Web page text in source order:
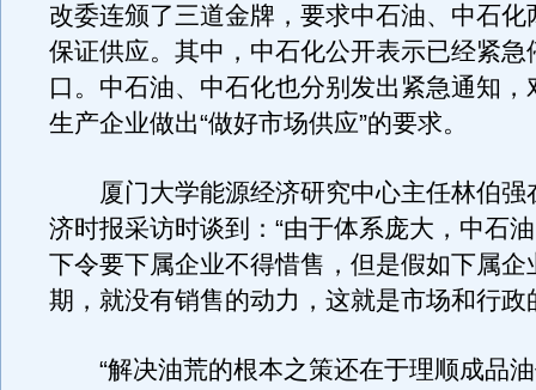
改委连颁了三道金牌，要求中石油、中石化
保证供应。其中，中石化公开表示已经紧急
口。中石油、中石化也分别发出紧急通知，
生产企业做出“做好市场供应”的要求。
厦门大学能源经济研究中心主任林伯强
济时报采访时谈到：“由于体系庞大，中石
下令要下属企业不得惜售，但是假如下属企
期，就没有销售的动力，这就是市场和行政
“解决油荒的根本之策还在于理顺成品